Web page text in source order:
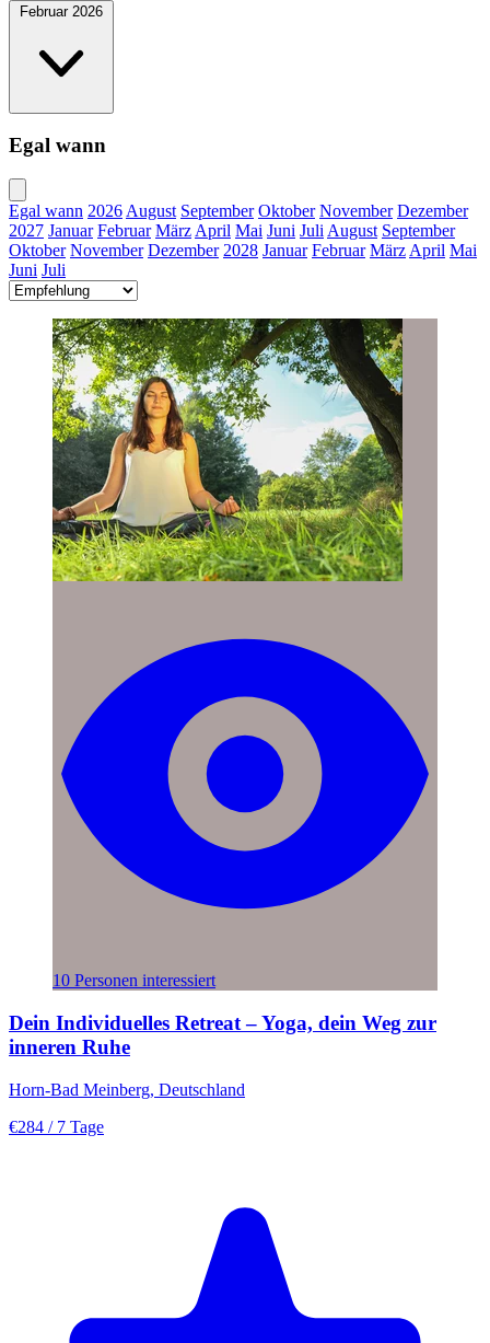
Februar 2026
Egal wann
Egal wann 2026 August September Oktober November Dezember
2027 Januar Februar März April Mai Juni Juli August September
Oktober November Dezember 2028 Januar Februar März April Mai
Juni Juli
10 Personen interessiert
Dein Individuelles Retreat – Yoga, dein Weg zur
inneren Ruhe
Horn-Bad Meinberg, Deutschland
€284 / 7 Tage